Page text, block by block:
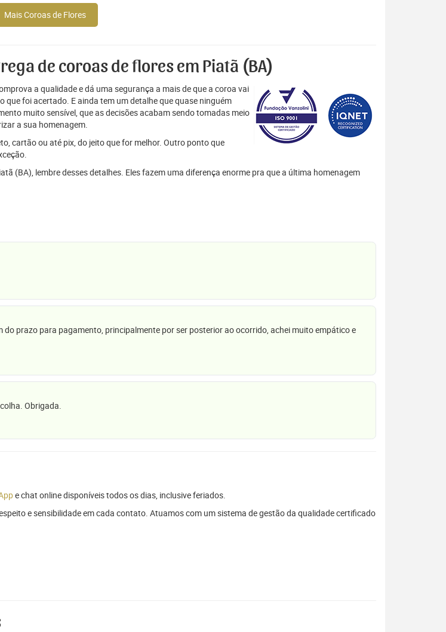
Mais Coroas de Flores
de coroas de flores em Piatã (BA)
a qualidade e dá uma segurança a mais de que a coroa vai
foi acertado. E ainda tem um detalhe que quase ninguém
muito sensível, que as decisões acabam sendo tomadas meio
a sua homenagem.
cartão ou até pix, do jeito que for melhor. Outro ponto que
(BA), lembre desses detalhes. Eles fazem uma diferença enorme pra que a última homenagem
prazo para pagamento, principalmente por ser posterior ao ocorrido, achei muito empático e
Obrigada.
e chat online disponíveis todos os dias, inclusive feriados.
e sensibilidade em cada contato. Atuamos com um sistema de gestão da qualidade certificado